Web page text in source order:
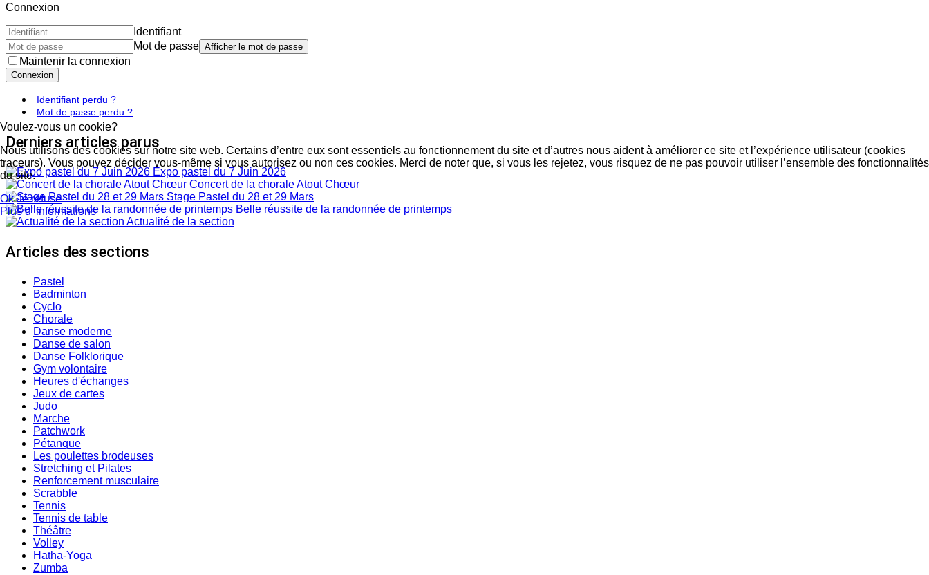
Connexion
Identifiant
Mot de passe Afficher le mot de passe
Maintenir la connexion
Connexion
Identifiant perdu ?
Mot de passe perdu ?
Derniers articles parus
Expo pastel du 7 Juin 2026
Concert de la chorale Atout Chœur
Stage Pastel du 28 et 29 Mars
Belle réussite de la randonnée de printemps
Actualité de la section
Articles des sections
Pastel
Badminton
Cyclo
Chorale
Danse moderne
Danse de salon
Danse Folklorique
Gym volontaire
Heures d'échanges
Jeux de cartes
Judo
Marche
Patchwork
Pétanque
Les poulettes brodeuses
Stretching et Pilates
Renforcement musculaire
Scrabble
Tennis
Tennis de table
Théâtre
Volley
Hatha-Yoga
Zumba
Voulez-vous un cookie?
Nous utilisons des cookies sur notre site web. Certains d’entre eux sont essentiels au fonctionnement du site et d’autres nous aident à améliorer ce site et l’expérience utilisateur (cookies
traceurs). Vous pouvez décider vous-même si vous autorisez ou non ces cookies. Merci de noter que, si vous les rejetez, vous risquez de ne pas pouvoir utiliser l’ensemble des fonctionnalités
du site.
Ok Je refuse
Plus d' informations